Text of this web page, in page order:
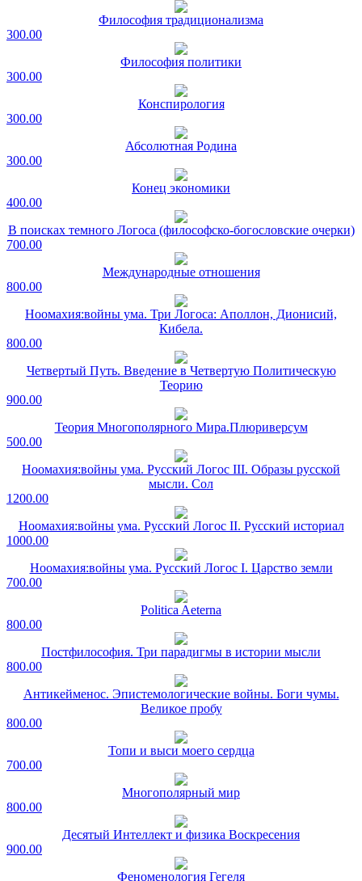
Философия традиционализма
300.00
Философия политики
300.00
Конспирология
300.00
Абсолютная Родина
300.00
Конец экономики
400.00
В поисках темного Логоса (философско-богословские очерки)
700.00
Международные отношения
800.00
Ноомахия:войны ума. Три Логоса: Аполлон, Дионисий,
Кибела.
800.00
Четвертый Путь. Введение в Четвертую Политическую
Теорию
900.00
Теория Многополярного Мира.Плюриверсум
500.00
Ноомахия:войны ума. Русский Логос III. Образы русской
мысли. Сол
1200.00
Ноомахия:войны ума. Русский Логос II. Русский историал
1000.00
Ноомахия:войны ума. Русский Логос I. Царство земли
700.00
Politica Aeterna
800.00
Постфилософия. Три парадигмы в истории мысли
800.00
Антикейменос. Эпистемологические войны. Боги чумы.
Великое пробу
800.00
Топи и выси моего сердца
700.00
Многополярный мир
800.00
Десятый Интеллект и физика Воскресения
900.00
Феноменология Гегеля